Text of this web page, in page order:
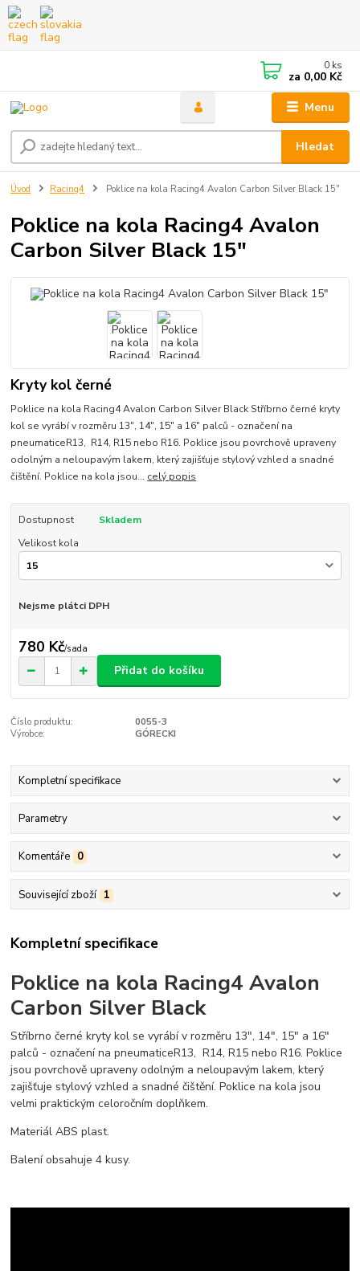
Menu
Hledat
0 ks
za 0,00 Kč
Úvod Racing4 Poklice na kola Racing4 Avalon Carbon Silver Black 15"
Poklice na kola Racing4 Avalon
Carbon Silver Black 15"
Kryty kol černé
Poklice na kola Racing4 Avalon Carbon Silver Black Stříbrno černé kryty
kol se vyrábí v rozměru 13", 14", 15" a 16" palců - označení na
pneumaticeR13, R14, R15 nebo R16. Poklice jsou povrchově upraveny
odolným a neloupavým lakem, který zajišťuje stylový vzhled a snadné
čištění. Poklice na kola jsou... celý popis
Dostupnost
Skladem
Velikost kola
Nejsme plátci DPH
780 Kč/sada
Přidat do košíku
Číslo produktu:
0055-3
Výrobce:
GÓRECKI
Kompletní specifikace
Parametry
Komentáře 0
Související zboží 1
Kompletní specifikace
Poklice na kola Racing4 Avalon
Carbon Silver Black
Stříbrno černé kryty kol se vyrábí v rozměru 13", 14", 15" a 16"
palců - označení na pneumaticeR13, R14, R15 nebo R16. Poklice
jsou povrchově upraveny odolným a neloupavým lakem, který
zajišťuje stylový vzhled a snadné čištění. Poklice na kola jsou
velmi praktickým celoročním doplňkem.
Materiál ABS plast.
Balení obsahuje 4 kusy.